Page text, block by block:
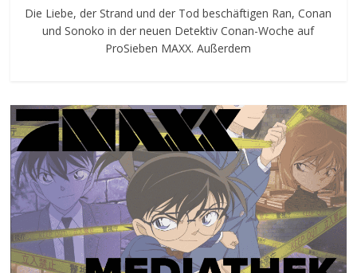
Die Liebe, der Strand und der Tod beschäftigen Ran, Conan
und Sonoko in der neuen Detektiv Conan-Woche auf
ProSieben MAXX. Außerdem